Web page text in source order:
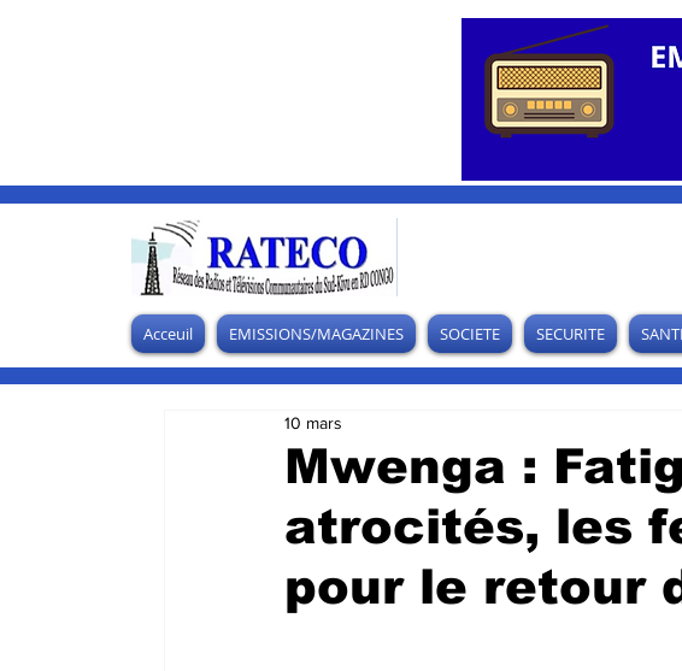
Acceuil EMISSIONS/MAGAZINES SOCIETE SECURITE
Mwenga :
atrocités, les
pour le retour
10 mars